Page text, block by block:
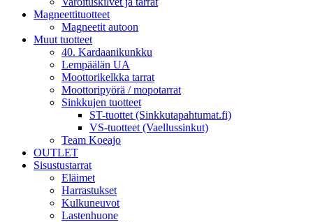
Magneettituotteet
Magneetit autoon
Muut tuotteet
40. Kardaanikunkku
Lempäälän UA
Moottorikelkka tarrat
Moottoripyörä / mopotarrat
Sinkkujen tuotteet
ST-tuottet (Sinkkutapahtumat.fi)
VS-tuotteet (Vaellussinkut)
Team Koeajo
OUTLET
Sisustustarrat
Eläimet
Harrastukset
Kulkuneuvot
Lastenhuone